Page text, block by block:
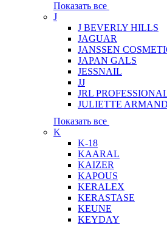
Показать все
J
J BEVERLY HILLS
JAGUAR
JANSSEN
JAPAN GALS
JESSNAIL
JJ
JRL
JULIETTE ARMAND
Показать все
K
K-18
KAARAL
KAIZER
KAPOUS
KERALEX
KERASTASE
KEUNE
KEYDAY